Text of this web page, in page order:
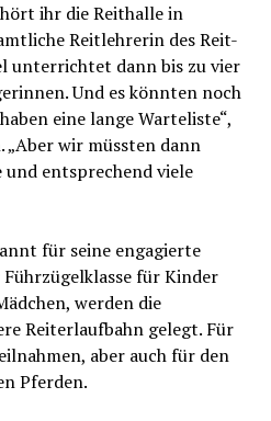
ihr die Reithalle in
Reitlehrerin des Reit-
unterrichtet dann bis zu vier
Und es könnten noch
eine lange Warteliste“,
„Aber wir müssten dann
und entsprechend viele
für seine engagierte
für Kinder
werden die
Reiterlaufbahn gelegt. Für
aber auch für den
Pferden.